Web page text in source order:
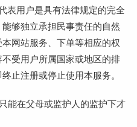
表用户是具有法律规定的完全
够独立承担民事责任的自然
网站服务、下单等相应的权
受用户所属国家或地区的排
止注册或停止使用本服务。
能在父母或监护人的监护下才